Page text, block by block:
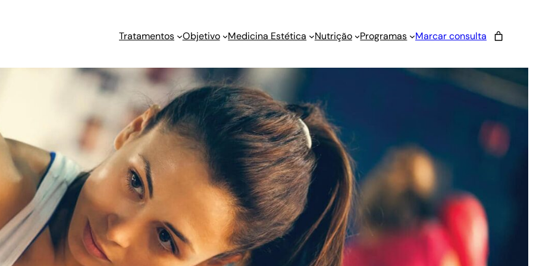
Tratamentos Objetivo Medicina Estética Nutrição Programas Marcar consulta